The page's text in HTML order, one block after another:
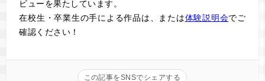
ビューを果たしています。
在校生・卒業生の手による作品は
、または体験説明会でご
確認ください！
この記事をSNSでシェアする